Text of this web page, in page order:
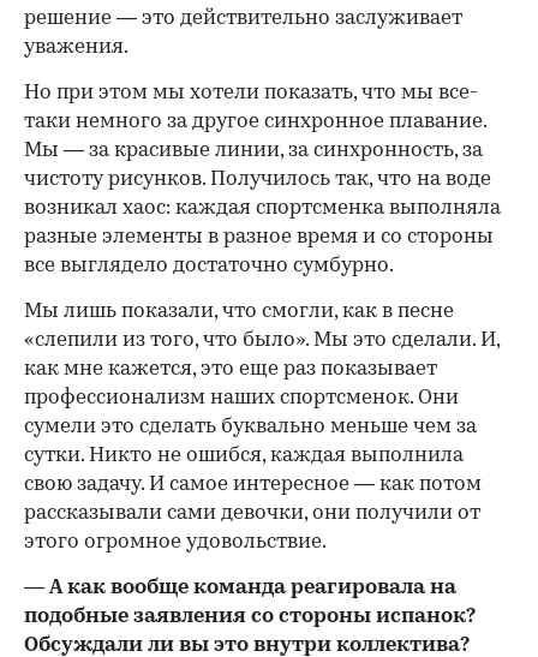
решение — это действительно заслуживает
уважения.
Но при этом мы хотели показать, что мы все-
таки немного за другое синхронное плавание.
Мы — за красивые линии, за синхронность, за
чистоту рисунков. Получилось так, что на воде
возникал хаос: каждая спортсменка выполняла
разные элементы в разное время и со стороны
все выглядело достаточно сумбурно.
Мы лишь показали, что смогли, как в песне
«слепили из того, что было». Мы это сделали. И,
как мне кажется, это еще раз показывает
профессионализм наших спортсменок. Они
сумели это сделать буквально меньше чем за
сутки. Никто не ошибся, каждая выполнила
свою задачу. И самое интересное — как потом
рассказывали сами девочки, они получили от
этого огромное удовольствие.
— А как вообще команда реагировала на
подобные заявления со стороны испанок?
Обсуждали ли вы это внутри коллектива?